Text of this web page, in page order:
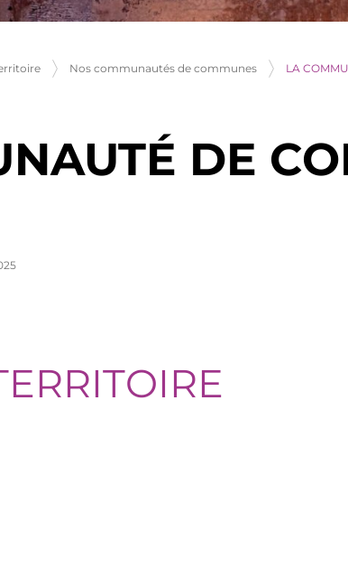
Nos communautés de communes LA
DE